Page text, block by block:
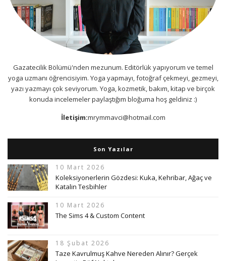
Gazatecilik Bölümü'nden mezunum. Editörlük yapıyorum ve temel
yoga uzmanı öğrencisiyim. Yoga yapmayı, fotoğraf çekmeyi, gezmeyi,
yazı yazmayı çok seviyorum. Yoga, kozmetik, bakım, kitap ve birçok
konuda incelemeler paylaştığım bloğuma hoş geldiniz :)
İletişim:mrymmavci@hotmail.com
Son Yazılar
10 Mart 2026
Koleksiyonerlerin Gözdesi: Kuka, Kehribar, Ağaç ve
Katalin Tesbihler
10 Mart 2026
The Sims 4 & Custom Content
18 Şubat 2026
Taze Kavrulmuş Kahve Nereden Alınır? Gerçek